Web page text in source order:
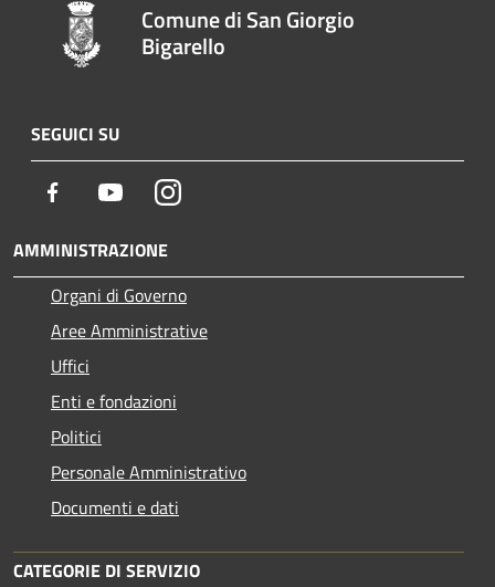
Comune di San Giorgio
Bigarello
SEGUICI SU
Facebook YoutubeInstagram
AMMINISTRAZIONE
Organi di Governo
Aree Amministrative
Uffici
Enti e fondazioni
Politici
Personale Amministrativo
Documenti e dati
CATEGORIE DI SERVIZIO